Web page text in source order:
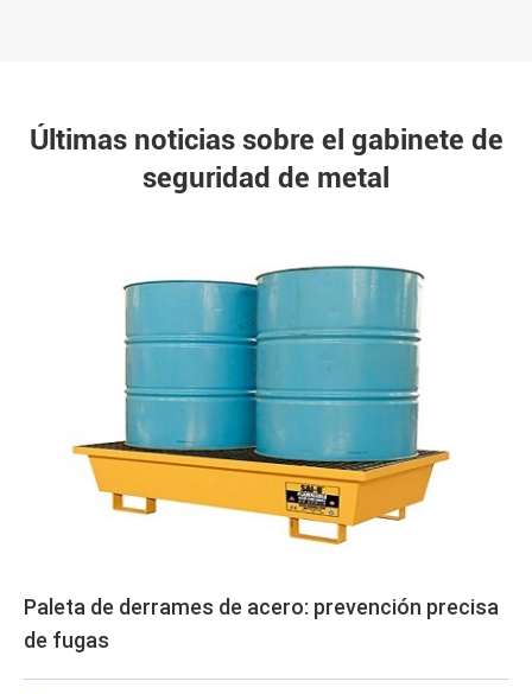
Últimas noticias sobre el gabinete de
seguridad de metal
Paleta de derrames de acero: prevención precisa
de fugas